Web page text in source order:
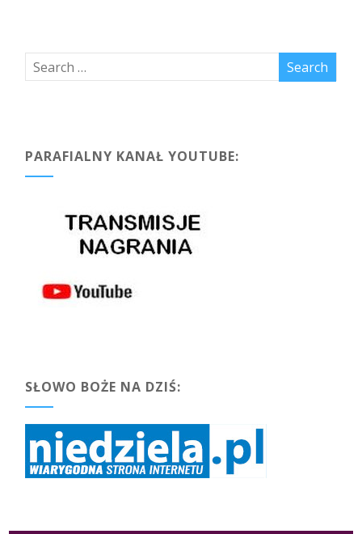
PARAFIALNY KANAŁ YOUTUBE:
SŁOWO BOŻE NA DZIŚ: